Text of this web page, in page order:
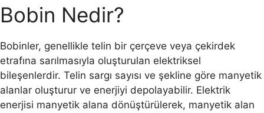
Bobin Nedir?
Bobinler, genellikle telin bir çerçeve veya çekirdek
etrafına sarılmasıyla oluşturulan elektriksel
bileşenlerdir. Telin sargı sayısı ve şekline göre manyetik
alanlar oluşturur ve enerjiyi depolayabilir. Elektrik
enerjisi manyetik alana dönüştürülerek, manyetik alan